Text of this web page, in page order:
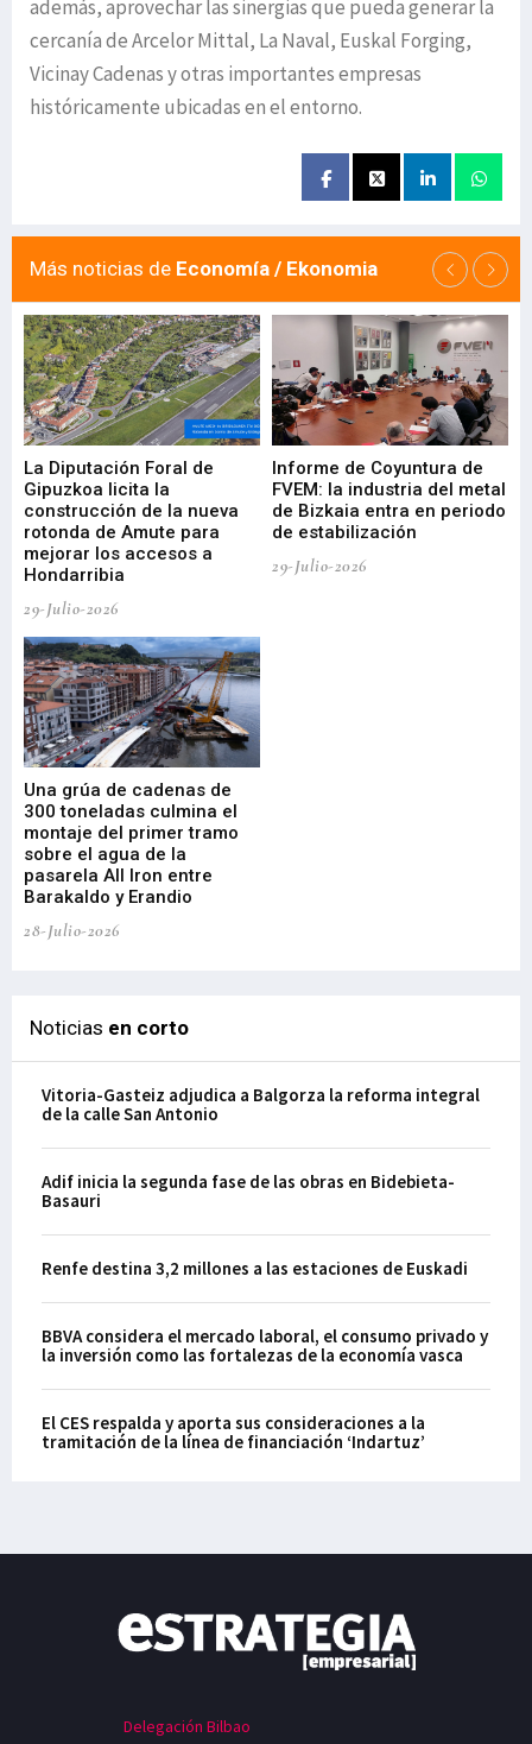
además, aprovechar las sinergias que pueda generar la
cercanía de Arcelor Mittal, La Naval, Euskal Forging,
Vicinay Cadenas y otras importantes empresas
históricamente ubicadas en el entorno.
Más noticias de Economía / Ekonomia
La Diputación Foral de
Gipuzkoa licita la
construcción de la nueva
rotonda de Amute para
mejorar los accesos a
Hondarribia
29-Julio-2026
Informe de Coyuntura de
FVEM: la industria del metal
de Bizkaia entra en periodo
de estabilización
29-Julio-2026
Una grúa de cadenas de
300 toneladas culmina el
montaje del primer tramo
sobre el agua de la
pasarela All Iron entre
Barakaldo y Erandio
28-Julio-2026
Noticias en corto
Vitoria-Gasteiz adjudica a Balgorza la reforma integral
de la calle San Antonio
Adif inicia la segunda fase de las obras en Bidebieta-
Basauri
Renfe destina 3,2 millones a las estaciones de Euskadi
BBVA considera el mercado laboral, el consumo privado y
la inversión como las fortalezas de la economía vasca
El CES respalda y aporta sus consideraciones a la
tramitación de la línea de financiación ‘Indartuz’
Delegación Bilbao